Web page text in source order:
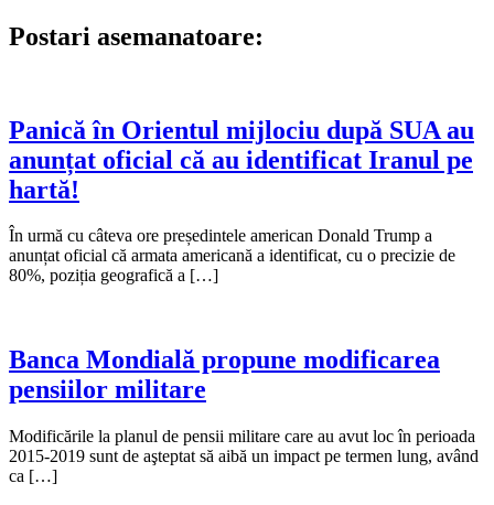
Postari asemanatoare:
Panică în Orientul mijlociu după SUA au
anunțat oficial că au identificat Iranul pe
hartă!
În urmă cu câteva ore președintele american Donald Trump a
anunțat oficial că armata americană a identificat, cu o precizie de
80%, poziția geografică a […]
Banca Mondială propune modificarea
pensiilor militare
Modificările la planul de pensii militare care au avut loc în perioada
2015-2019 sunt de aşteptat să aibă un impact pe termen lung, având
ca […]